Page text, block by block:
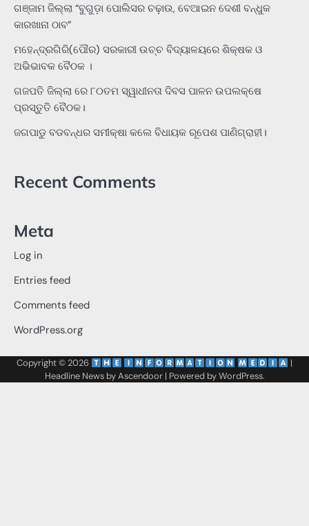
ଗଞ୍ଜାମ ଜିଲ୍ଲା “ବୁଗୁଡ଼ା ପୋଲିସର ଚଢ଼ାଉ, ବେଆଇନ ଦେଶୀ ବନ୍ଧୁକ
କାରଖାନା ଠାବ”
ମହେନ୍ଦ୍ରଗିରି(ପୌର) ସରକାରୀ ଉଚ୍ଚ ବିଦ୍ୟାଳୟରେ ଶିକ୍ଷକ ଓ
ଅଭିଭାବକ ବୈଠକ ।
ଗଜପତି ଜିଲ୍ଲା ରେ ୮୦ତମ ସ୍ୱାଧୀନତା ଦିବସ ପାଳନ ଉପଲକ୍ଷେ
ପ୍ରସ୍ତୁତି ବୈଠକ।
ଜଗପାଡୁ ବଡବନ୍ଧର ସମୀକ୍ଷା କଲେ ବିଧାୟକ ରୂପେଶ ପାଣିଗ୍ରାହୀ।
Recent Comments
Meta
Log in
Entries feed
Comments feed
WordPress.org
Copyright © 2026
|
Headline News byAscendoor| Powered byWordPress.